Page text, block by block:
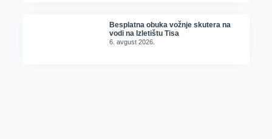
Besplatna obuka vožnje skutera na
vodi na Izletištu Tisa
6. avgust 2026.